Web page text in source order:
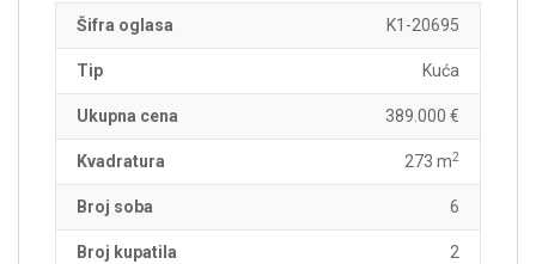
Šifra oglasa K1-20695
Tip Kuća
Ukupna cena 389.000 €
Kvadratura 273 m2
Broj soba 6
Broj kupatila 2